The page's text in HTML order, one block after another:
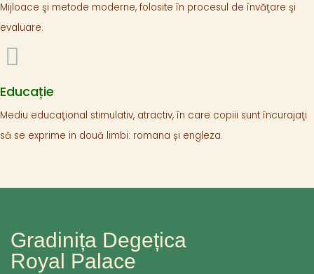
Mijloace şi metode moderne, folosite în procesul de învăţare şi
evaluare.
Educație
Mediu educaţional stimulativ, atractiv, în care copiii sunt încurajaţi
să se exprime in două limbi: romana și engleza.
Gradinița Degețica
Royal Palace